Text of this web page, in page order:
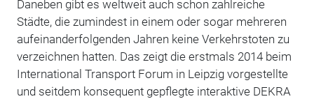
Daneben gibt es weltweit auch schon zahlreiche
Städte, die zumindest in einem oder sogar mehreren
aufeinanderfolgenden Jahren keine Verkehrstoten zu
verzeichnen hatten. Das zeigt die erstmals 2014 beim
International Transport Forum in Leipzig vorgestellte
und seitdem konsequent gepflegte interaktive DEKRA